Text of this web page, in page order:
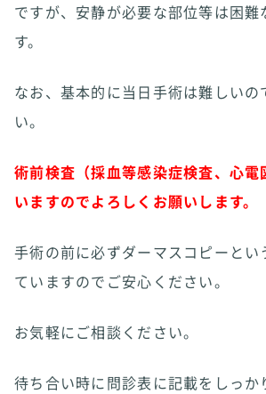
ですが、安静が必要な部位等は困難
す。
なお、基本的に当日手術は難しいの
い。
術前検査（採血等感染症検査、心電
いますのでよろしくお願いします。
手術の前に必ずダーマスコピーとい
ていますのでご安心ください。
お気軽にご相談ください。
待ち合い時に問診表に記載をしっか